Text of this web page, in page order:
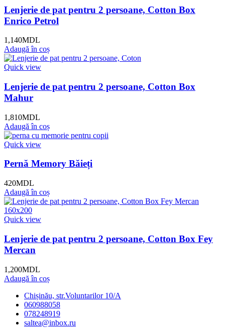
Lenjerie de pat pentru 2 persoane, Cotton Box
Enrico Petrol
1,140MDL
Adaugă în coș
Quick view
Lenjerie de pat pentru 2 persoane, Cotton Box
Mahur
1,810MDL
Adaugă în coș
Quick view
Pernă Memory Băieți
420MDL
Adaugă în coș
Quick view
Lenjerie de pat pentru 2 persoane, Cotton Box Fey
Mercan
1,200MDL
Adaugă în coș
Chișinău, str.Voluntarilor 10/A
060988058
078248919
saltea@inbox.ru